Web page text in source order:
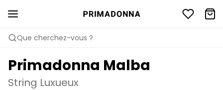
Que cherchez-vous ?
Primadonna Malba
String Luxueux